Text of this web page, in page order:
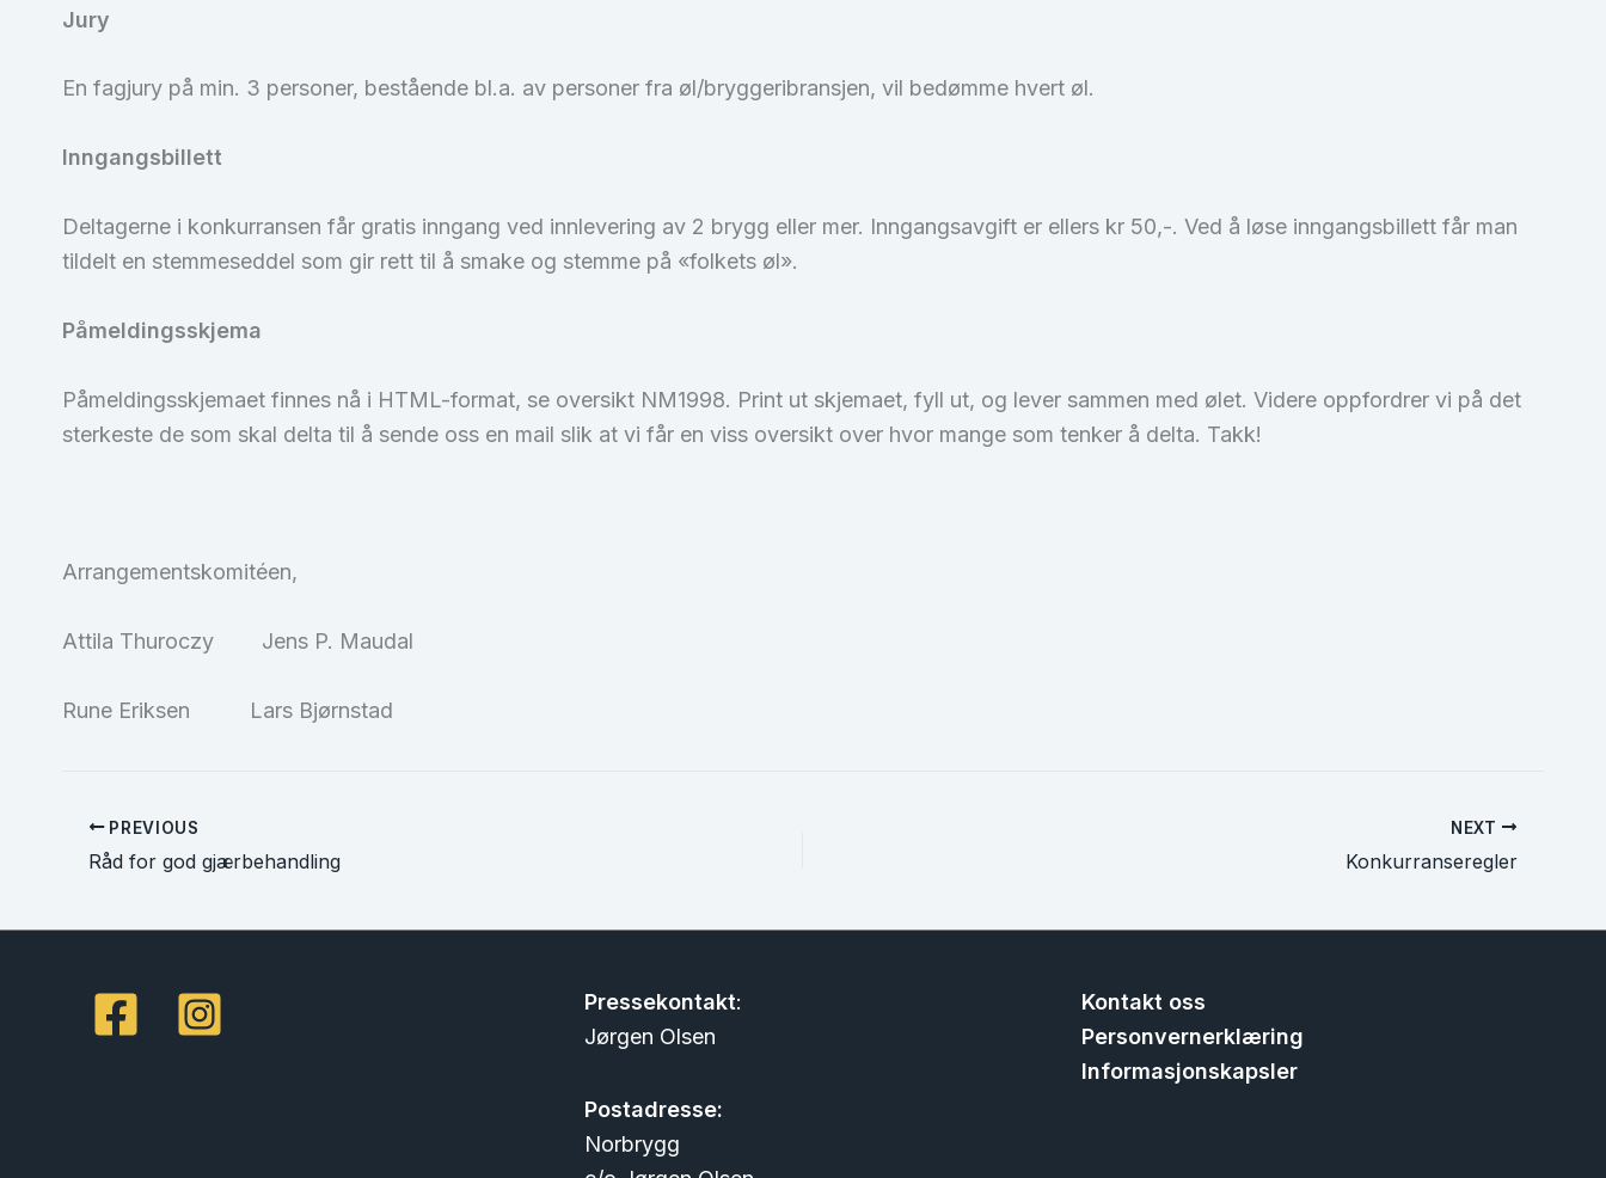
Jury
En fagjury på min. 3 personer, bestående bl.a. av personer fra øl/bryggeribransjen, vil bedømme hvert øl.
Inngangsbillett
Deltagerne i konkurransen får gratis inngang ved innlevering av 2 brygg eller mer. Inngangsavgift er ellers kr 50,-. Ved å løse inngangsbillett får man
tildelt en stemmeseddel som gir rett til å smake og stemme på «folkets øl».
Påmeldingsskjema
Påmeldingsskjemaet finnes nå i HTML-format, se oversikt NM1998. Print ut skjemaet, fyll ut, og lever sammen med ølet. Videre oppfordrer vi på det
sterkeste de som skal delta til å sende oss en mail slik at vi får en viss oversikt over hvor mange som tenker å delta. Takk!
Arrangementskomitéen,
Attila Thuroczy Jens P. Maudal
Rune Eriksen Lars Bjørnstad
PREVIOUS
Råd for god gjærbehandling
NEXT
Konkurranseregler
Pressekontakt:
Jørgen Olsen
Postadresse:
Norbrygg
Kontakt oss
Personvernerklæring
Informasjonskapsler